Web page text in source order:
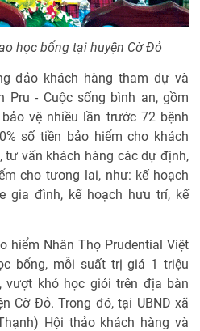
học bổng tại huyện Cờ Đỏ
đảo khách hàng tham dự và
Pru - Cuộc sống bình an, gồm
vệ nhiều lần trước 72 bệnh
số tiền bảo hiểm cho khách
tư vấn khách hàng các dự định,
cho tương lai, như: kế hoạch
gia đình, kế hoạch hưu trí, kế
hiểm Nhân Thọ Prudential Việt
bổng, mỗi suất trị giá 1 triệu
vượt khó học giỏi trên địa bàn
Cờ Đỏ. Trong đó, tại UBND xã
Hội thảo khách hàng và